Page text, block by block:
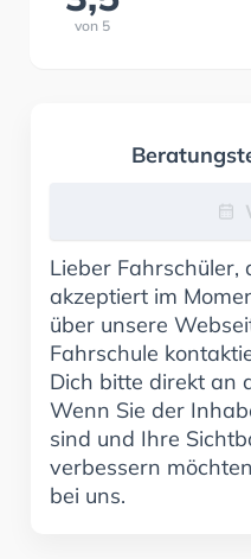
von 5
Lieber Fahrschüler,
akzeptiert im
über unsere
Fahrschule
Dich bitte direkt an
Wenn Sie der
sind und Ihre
verbessern
bei uns.